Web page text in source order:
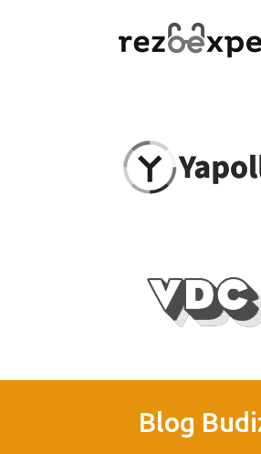
Blog